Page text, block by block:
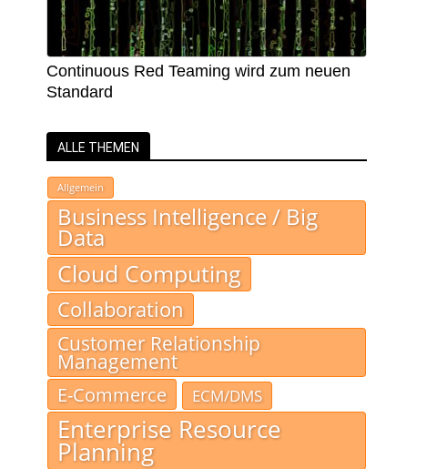
Continuous Red Teaming wird zum neuen
Standard
ALLE THEMEN
Allgemein
Business Intelligence / Big
Data
Cloud Computing
Collaboration
Customer Relationship
Management
E-Commerce
ECM/DMS
Enterprise Resource
Planning